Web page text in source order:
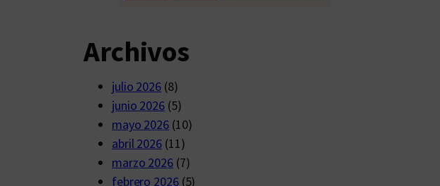
Archivos
julio 2026(8)
junio 2026(5)
mayo 2026 (10)
abril 2026(11)
marzo 2026(7)
febrero 2026(5)